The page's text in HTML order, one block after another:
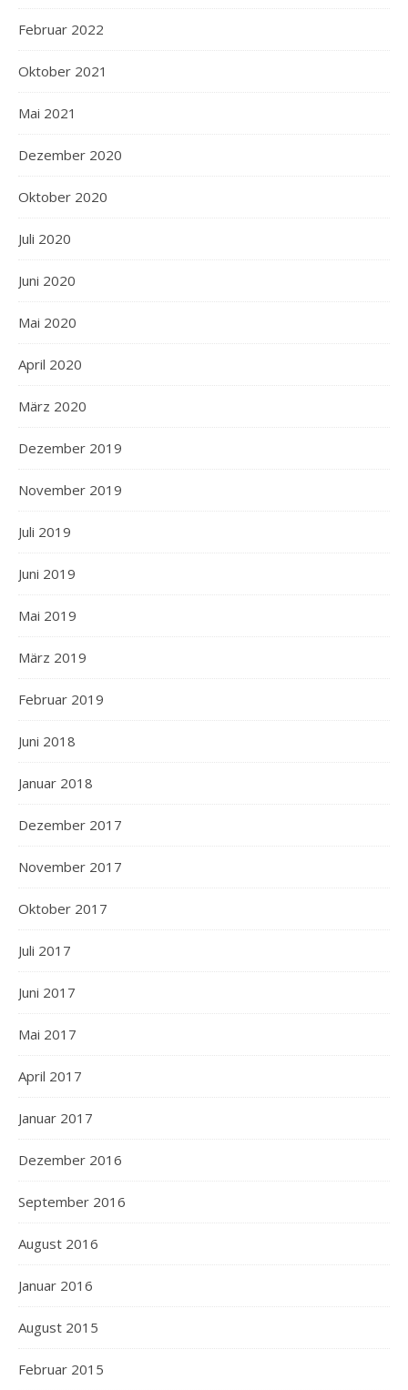
Februar 2022
Oktober 2021
Mai 2021
Dezember 2020
Oktober 2020
Juli 2020
Juni 2020
Mai 2020
April 2020
März 2020
Dezember 2019
November 2019
Juli 2019
Juni 2019
Mai 2019
März 2019
Februar 2019
Juni 2018
Januar 2018
Dezember 2017
November 2017
Oktober 2017
Juli 2017
Juni 2017
Mai 2017
April 2017
Januar 2017
Dezember 2016
September 2016
August 2016
Januar 2016
August 2015
Februar 2015